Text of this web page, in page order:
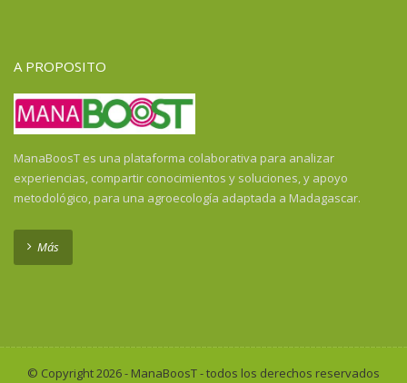
A PROPOSITO
ManaBoosT es una plataforma colaborativa para analizar
experiencias, compartir conocimientos y soluciones, y apoyo
metodológico, para una agroecología adaptada a Madagascar.
Más
© Copyright 2026 - ManaBoosT - todos los derechos reservados